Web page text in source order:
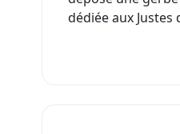
dédiée aux Justes